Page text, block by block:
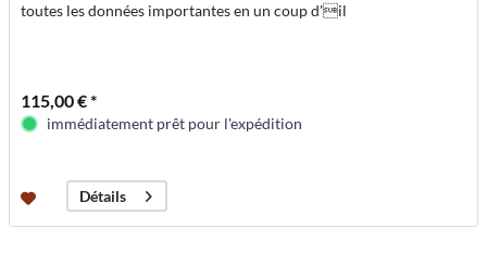
toutes les données importantes en un coup d'il
115,00 € *
immédiatement prêt pour l'expédition
Détails